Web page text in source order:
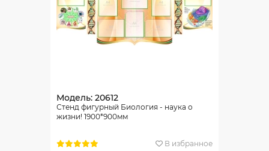
Модель: 20612
Стенд фигурный Биология - наука о
жизни! 1900*900мм
В избранное